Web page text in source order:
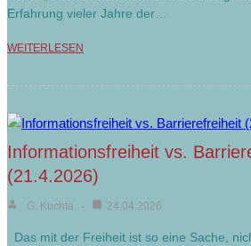
Erfahrung vieler Jahre der…
WEITERLESEN
Informationsfreiheit vs.
(21.4.2026)
G. Kuchta 24.04.2026
Das mit der Freiheit ist so eine Sache,